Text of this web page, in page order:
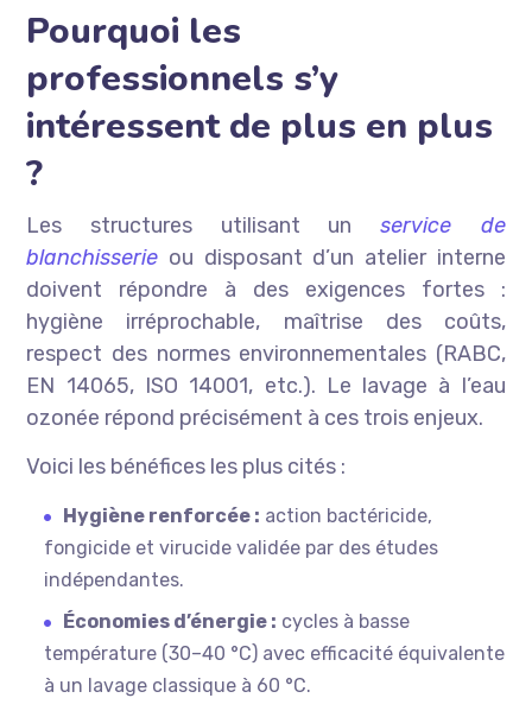
Pourquoi les
professionnels s’y
intéressent de plus en plus
?
Les structures utilisant un service de
blanchisserie ou disposant d’un atelier interne
doivent répondre à des exigences fortes :
hygiène irréprochable, maîtrise des coûts,
respect des normes environnementales (RABC,
EN 14065, ISO 14001, etc.). Le lavage à l’eau
ozonée répond précisément à ces trois enjeux.
Voici les bénéfices les plus cités :
Hygiène renforcée : action bactéricide,
fongicide et virucide validée par des études
indépendantes.
Économies d’énergie : cycles à basse
température (30–40 °C) avec efficacité équivalente
à un lavage classique à 60 °C.